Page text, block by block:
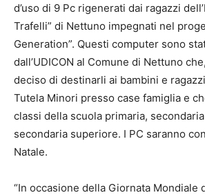
d’uso di 9 Pc rigenerati dai ragazzi
Trafelli” di Nettuno impegnati nel
Generation”. Questi computer sono
dall’UDICON al Comune di Nettuno
deciso di destinarli ai bambini e
Tutela Minori presso case famiglia e
classi della scuola primaria,
secondaria superiore. I PC saranno
Natale.
“In occasione della Giornata Mondiale